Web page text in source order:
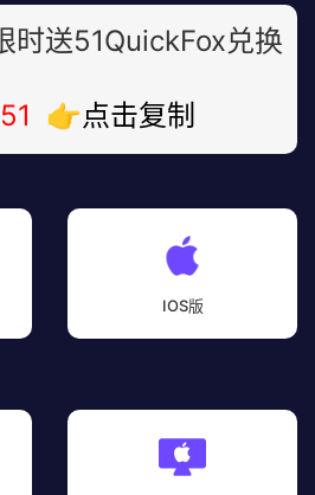
时送51QuickFox兑换
👉点击复制
IOS版